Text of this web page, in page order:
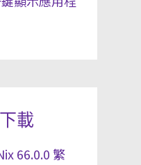
載
66.0.0 繁